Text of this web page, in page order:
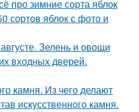
про зимние сорта яблок
сортов яблок с фото и
Зелень и овощи
входных дверей.
камня. Из чего делают
искусственного камня.